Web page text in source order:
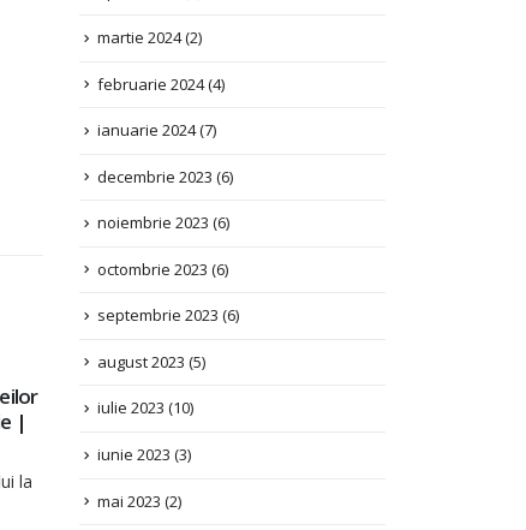
Information for the List of Issues, for UN
Committee on the Rights of Persons with
Disabilities in the context of the review of
combined second and third periodic
the Republic of Moldova
Information for the List of Issues for UN
februarie 2024
ianuarie 2024(7)
decembrie 2023(6)
noiembrie 2023(6)
octombrie 2023 (6)
septembrie 2023(6)
august 2023 (5)
iulie 2023(10)
iunie 2023(3)
mai 2023(2)
aprilie 2023(3)